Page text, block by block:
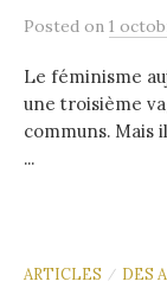
Posted on 1
Le féminisme
une troisième
communs. Mais
...
ARTICLES / DES